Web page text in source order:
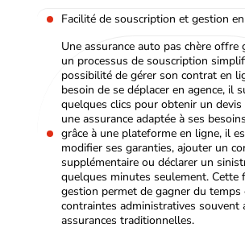
Facilité de souscription et gestion
Une assurance auto pas chère offre
un processus de souscription
possibilité de gérer son contrat en
besoin de se déplacer en agence, il
quelques clics pour obtenir un devis
une assurance adaptée à ses
grâce à une plateforme en ligne, il
modifier ses garanties, ajouter un
supplémentaire ou déclarer un
quelques minutes seulement. Cette
gestion permet de gagner du temps
contraintes administratives souvent
assurances traditionnelles.